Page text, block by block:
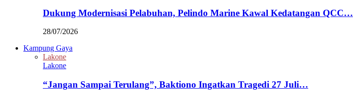
Dukung Modernisasi Pelabuhan, Pelindo Marine Kawal Kedatangan QCC…
28/07/2026
Kampung Gaya
Lakone
Lakone
“Jangan Sampai Terulang”, Baktiono Ingatkan Tragedi 27 Juli…